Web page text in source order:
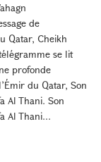
de
Qatar, Cheikh
se lit
profonde
du Qatar, Son
Al Thani. Son
Al Thani...